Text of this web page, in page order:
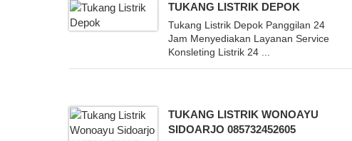
TUKANG LISTRIK DEPOK
Tukang Listrik Depok Panggilan 24
Jam Menyediakan Layanan Service
Konsleting Listrik 24 ...
TUKANG LISTRIK WONOAYU
SIDOARJO 085732452605